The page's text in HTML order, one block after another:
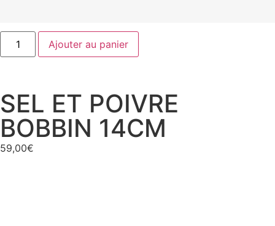
Ajouter au panier
SEL ET POIVRE
BOBBIN 14CM
59,00€